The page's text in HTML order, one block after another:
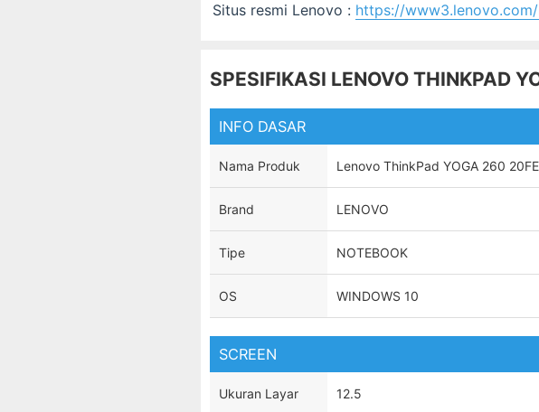
Situs resmi Lenovo : https://
SPESIFIKASI LENOVO THINKPAD
INFO DASAR
Nama Produk Lenovo ThinkPad YOGA 260 20FE
Brand LENOVO
Tipe NOTEBOOK
OS WINDOWS 10
SCREEN
Ukuran Layar 12.5